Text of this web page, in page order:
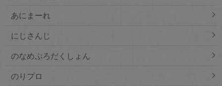
あにまーれ
にじさんじ
のなめぷろだくしょん
のりプロ